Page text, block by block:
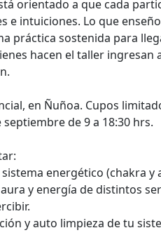
orientado a que cada
e intuiciones. Lo que
práctica sostenida para
hacen el taller
en Ñuñoa. Cupos
septiembre de 9 a 18:30 hrs.
energético (chakra y
y energía de distintos
y auto limpieza de tu